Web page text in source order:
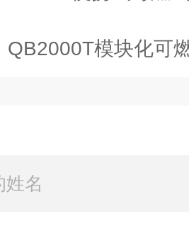
QB2000T模块化可